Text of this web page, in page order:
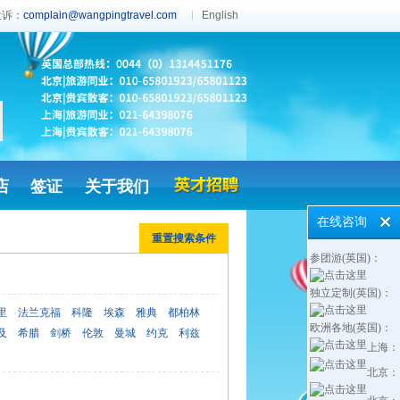
： complain@wangpingtravel.com English
签证 关于我们
重置搜索条件
法兰克福 科隆 埃森 雅典
都柏林
希腊 剑桥 伦敦 曼城 约克 利兹
在线咨询
参团游(英国)：
独立定制(英国)：
欧洲各地(英国)：
上海：
北京：